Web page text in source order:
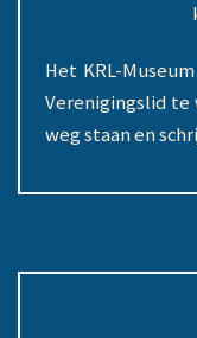
Het KRL-
Verenigingslid te
weg staan en